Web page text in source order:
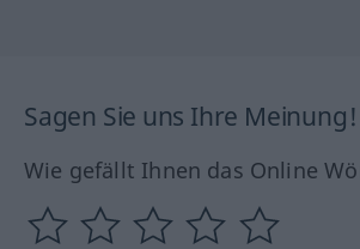
Sagen Sie uns Ihre Meinung!
Wie gefällt Ihnen das Online